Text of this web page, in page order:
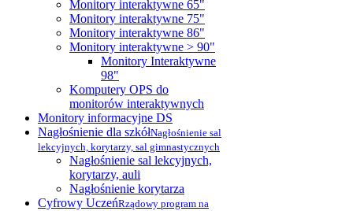
Monitory interaktywne 65"
Monitory interaktywne 75"
Monitory interaktywne 86"
Monitory interaktywne > 90"
Monitory Interaktywne
98"
Komputery OPS do
monitorów interaktywnych
Monitory informacyjne DS
Nagłośnienie dla szkółNagłośnienie sal
lekcyjnych, korytarzy, sal gimnastycznych
Nagłośnienie sal lekcyjnych,
korytarzy, auli
Nagłośnienie korytarza
Cyfrowy UczeńRządowy program na